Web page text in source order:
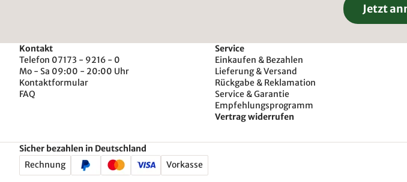
Jetzt
Kontakt
Telefon 07173 - 9216 - 0
Mo - Sa 09:00 - 20:00 Uhr
Kontaktformular
FAQ
Service
Einkaufen & Bezahlen
Lieferung & Versand
Rückgabe & Reklamation
Service & Garantie
Empfehlungsprogramm
Vertrag widerrufen
Sicher bezahlen in Deutschland
Rechnung
Vorkasse